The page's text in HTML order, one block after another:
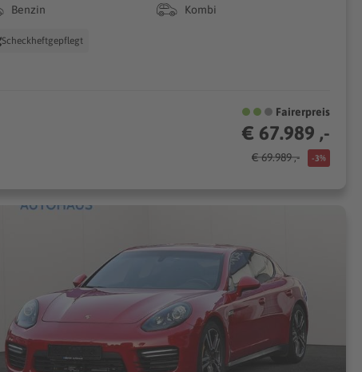
Benzin
Kombi
Scheckheftgepflegt
Fairerpreis
€ 67.989 ,-
€ 69.989 ,- -3%